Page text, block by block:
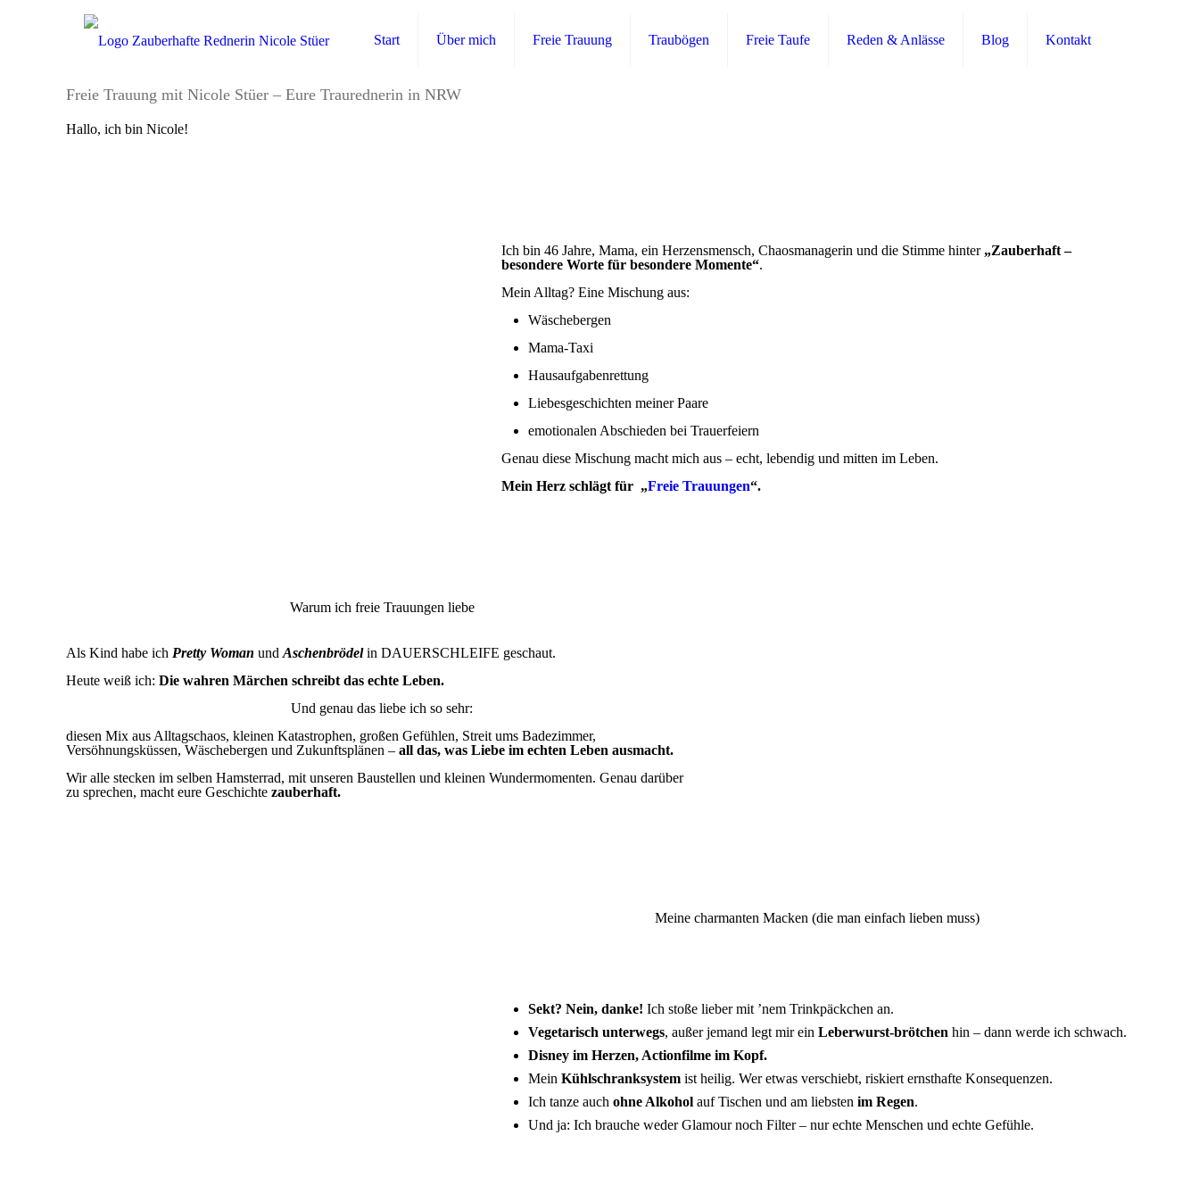
Start Über mich Freie Trauung Traubögen Freie Taufe Reden & Anlässe Blog Kontakt
Freie Trauung mit Nicole Stüer – Eure Traurednerin in NRW
Hallo, ich bin Nicole!
Ich bin 46 Jahre, Mama, ein Herzensmensch, Chaosmanagerin und die Stimme hinter „Zauberhaft –
besondere Worte für besondere Momente“.
Mein Alltag? Eine Mischung aus:
Wäschebergen
Mama-Taxi
Hausaufgabenrettung
Liebesgeschichten meiner Paare
emotionalen Abschieden bei Trauerfeiern
Genau diese Mischung macht mich aus – echt, lebendig und mitten im Leben.
Mein Herz schlägt für „Freie Trauungen“.
Warum ich freie Trauungen liebe
Als Kind habe ich Pretty Woman und Aschenbrödel in DAUERSCHLEIFE geschaut.
Heute weiß ich: Die wahren Märchen schreibt das echte Leben.
Und genau das liebe ich so sehr:
diesen Mix aus Alltagschaos, kleinen Katastrophen, großen Gefühlen, Streit ums Badezimmer,
Versöhnungsküssen, Wäschebergen und Zukunftsplänen – all das, was Liebe im echten Leben ausmacht.
Wir alle stecken im selben Hamsterrad, mit unseren Baustellen und kleinen Wundermomenten. Genau darüber
zu sprechen, macht eure Geschichte zauberhaft.
Meine charmanten Macken (die man einfach lieben muss)
Sekt? Nein, danke! Ich stoße lieber mit ’nem Trinkpäckchen an.
Vegetarisch unterwegs, außer jemand legt mir ein Leberwurst-brötchen hin – dann werde ich schwach.
Disney im Herzen, Actionfilme im Kopf.
Mein Kühlschranksystem ist heilig. Wer etwas verschiebt, riskiert ernsthafte Konsequenzen.
Ich tanze auch ohne Alkohol auf Tischen und am liebsten im Regen.
Und ja: Ich brauche weder Glamour noch Filter – nur echte Menschen und echte Gefühle.